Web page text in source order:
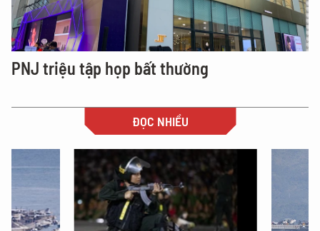
PNJ triệu tập họp bất thường
ĐỌC NHIỀU